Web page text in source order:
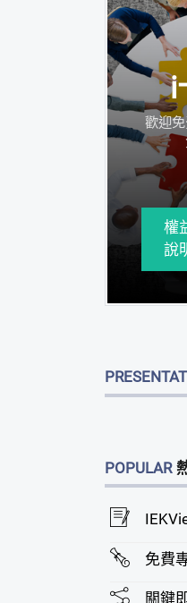
i
歡迎
權
說
POPULAR
免費
關鍵